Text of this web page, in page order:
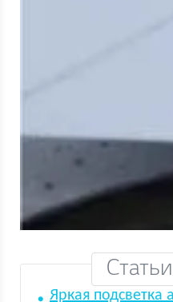
Яркая подсветка